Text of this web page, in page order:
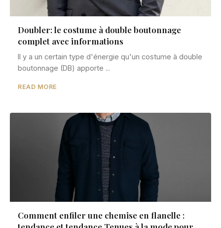
Doubler: le costume à double boutonnage
complet avec informations
Il y a un certain type d'énergie qu'un costume à double
boutonnage (DB) apporte ...
READ MORE
Comment enfiler une chemise en flanelle :